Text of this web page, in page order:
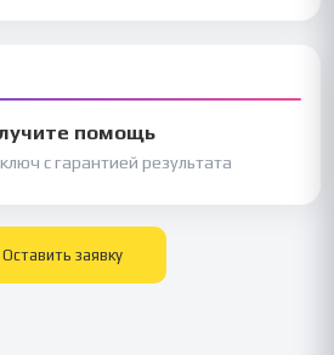
помощь
с гарантией результата
Оставить заявку